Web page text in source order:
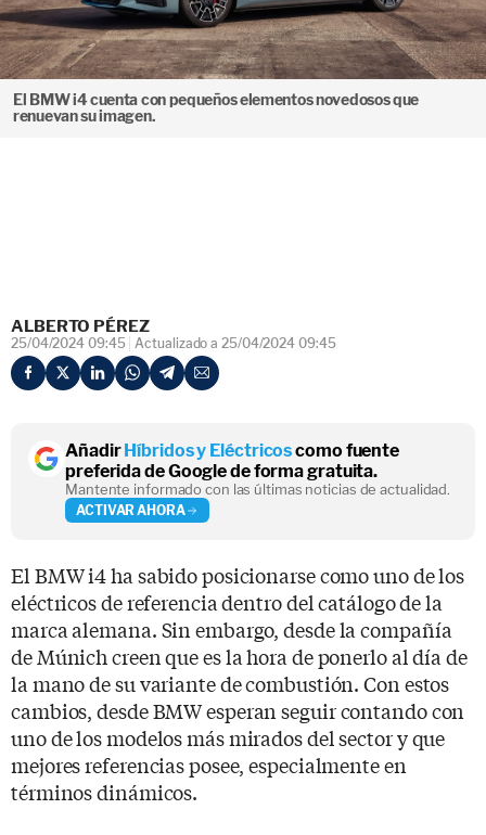
El BMW i4 cuenta con pequeños elementos novedosos que
renuevan su imagen.
ALBERTO PÉREZ
25/04/2024 09:45 Actualizado a 25/04/2024 09:45
AñadirHíbridos y Eléctricoscomo fuente
preferida de Google de forma gratuita.
Mantente informado con las últimas noticias de actualidad.
ACTIVAR AHORA
El BMW i4 ha sabido posicionarse como uno de los
eléctricos de referencia dentro del catálogo de la
marca alemana. Sin embargo, desde la compañía
de Múnich creen que es la hora de ponerlo al día de
la mano de su variante de combustión. Con estos
cambios, desde BMW esperan seguir contando con
uno de los modelos más mirados del sector y que
mejores referencias posee, especialmente en
términos dinámicos.